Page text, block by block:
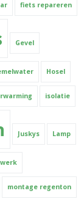
fiets repareren
Gevel
Hosel
isolatie
Juskys Lamp
montage regenton